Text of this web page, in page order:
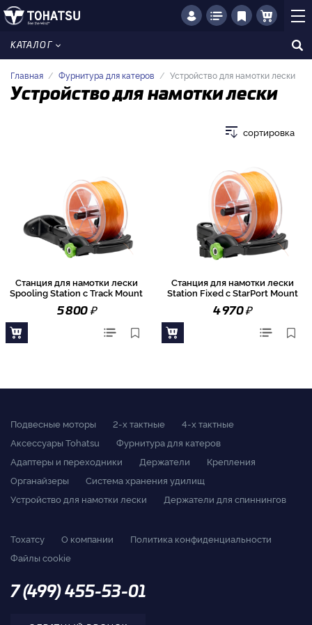
КАТАЛОГ
Главная Фурнитура для катеров Устройство для намотки лески
Устройство для намотки лески
сортировка
Станция для намотки лески
Spooling Station с Track Mount
5 800₽
Станция для намотки лески
Station Fixed с StarPort Mount
4 970₽
Подвесные моторы 2-x тактные
4-x тактные
Аксессуары Tohatsu
Фурнитура для катеров
Адаптеры и переходники
Держатели
Крепления
Органайзеры
Система хранения удилищ
Устройство для намотки лески
Держатели для спиннингов
Тохатсу О компании
Политика конфиденциальности
Файлы cookie
7 (499) 455-53-01